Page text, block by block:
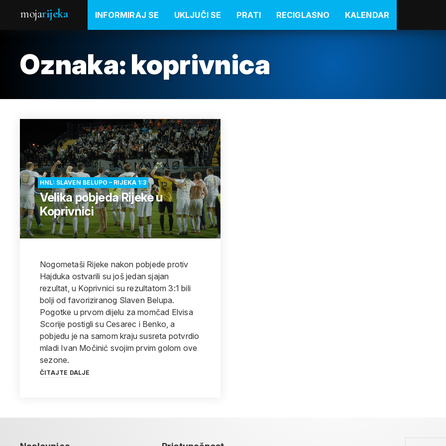
mojarijeka INFORMIRAJ SE UKLJUČI SE PRATI RECIGLASNO KALENDAR
Oznaka: koprivnica
HNL: SLAVEN BELUPO – RIJEKA 1:3
Velika pobjeda Rijeke u
Koprivnici
Nogometaši Rijeke nakon pobjede protiv
Hajduka ostvarili su još jedan sjajan
rezultat, u Koprivnici su rezultatom 3:1 bili
bolji od favoriziranog Slaven Belupa.
Pogotke u prvom dijelu za momčad Elvisa
Scorije postigli su Cesarec i Benko, a
pobjedu je na samom kraju susreta potvrdio
mladi Ivan Močinić svojim prvim golom ove
sezone.
ČITAJTE DALJE